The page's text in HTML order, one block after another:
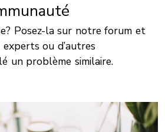
Posez-la sur notre forum et
ou d’autres
un problème similaire.